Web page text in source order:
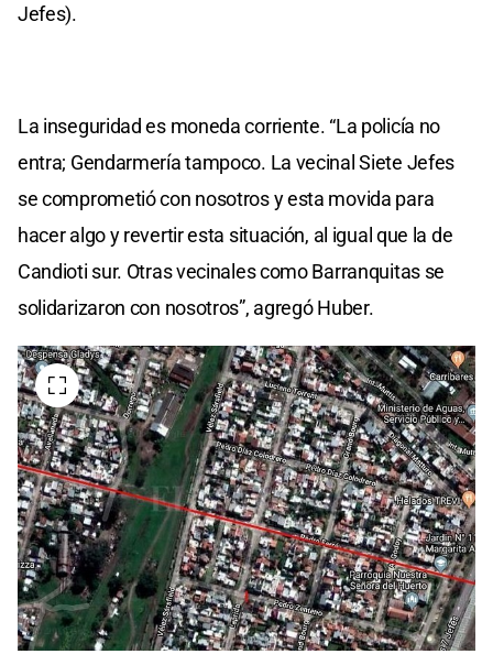
Jefes).
La inseguridad es moneda corriente. “La policía no
entra; Gendarmería tampoco. La vecinal Siete Jefes
se comprometió con nosotros y esta movida para
hacer algo y revertir esta situación, al igual que la de
Candioti sur. Otras vecinales como Barranquitas se
solidarizaron con nosotros”, agregó Huber.